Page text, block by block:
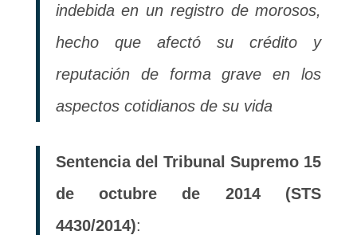
indebida en un registro de morosos,
hecho que afectó su crédito y
reputación de forma grave en los
aspectos cotidianos de su vida
Sentencia del Tribunal Supremo 15
de octubre de 2014 (STS
4430/2014):